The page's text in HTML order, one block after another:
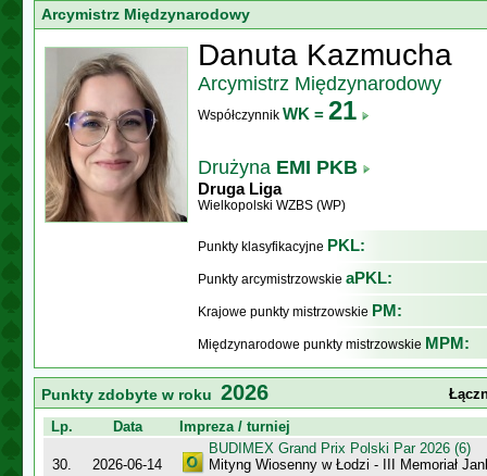
Arcymistrz Międzynarodowy
Danuta Kazmucha
Arcymistrz Międzynarodowy
Współczynnik WK = 21
Drużyna EMI PKB
Druga Liga
Wielkopolski WZBS (WP)
Punkty klasyfikacyjne PKL:
Punkty arcymistrzowskie aPKL:
Krajowe punkty mistrzowskie PM:
Międzynarodowe punkty mistrzowskie MPM:
Punkty zdobyte w roku 2026
Lp.
Data Impreza / turniej
30. 2026-06-14
BUDIMEX Grand Prix Polski Par 2026 (6)
Mityng Wiosenny w Łodzi - III Memoriał